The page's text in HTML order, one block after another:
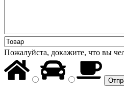
Пожалуйста, докажите, что вы